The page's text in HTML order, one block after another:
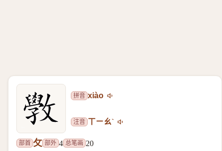
拼音 xiào
注音 ㄒㄧㄠˋ
部首 攵 部外 4 总笔画 20